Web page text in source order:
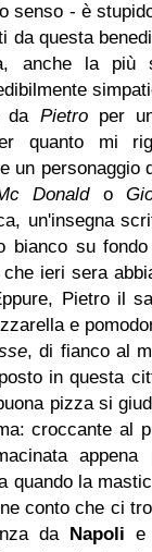
senso - è
da questa
anche la più
da Pietroper
quanto mi
un personaggio
Donaldo
un'insegna
bianco su
ieri sera
Pietro il
e
, di fianco al
in questa
pizza si
croccante al
appena
quando la
conto che ci
da Napoli e